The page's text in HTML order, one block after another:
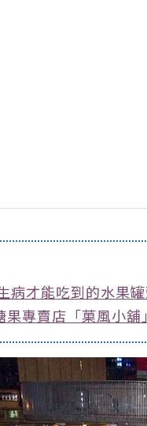
病才能吃到的水果
專賣店「菓風小舖